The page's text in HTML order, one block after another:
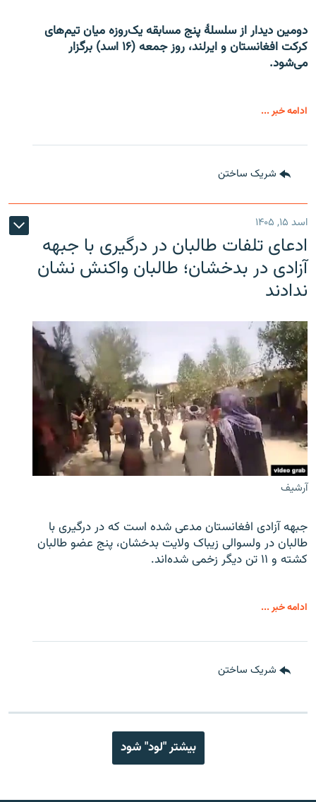
دومین دیدار از سلسلۀ پنج مسابقه یک‌روزه میان تیم‌های
کرکت افغانستان و ایرلند، روز جمعه (۱۶ اسد) برگزار
می‌شود.
ادامه خبر ...
شریک ساختن
اسد ۱۵, ۱۴۰۵
ادعای تلفات طالبان در درگیری با جبهه
آزادی در بدخشان؛ طالبان واکنش نشان
ندادند
آرشیف
جبهه آزادی افغانستان مدعی شده است که در درگیری با
طالبان در ولسوالی زیباک ولایت بدخشان، پنج عضو طالبان
کشته و ۱۱ تن دیگر زخمی شده‌اند.
ادامه خبر ...
شریک ساختن
بیشتر "لود" شود